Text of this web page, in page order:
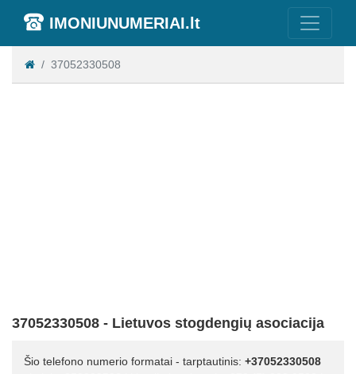
IMONIUNUMERIAI.lt
37052330508
37052330508 - Lietuvos stogdengių asociacija
Šio telefono numerio formatai - tarptautinis: +37052330508